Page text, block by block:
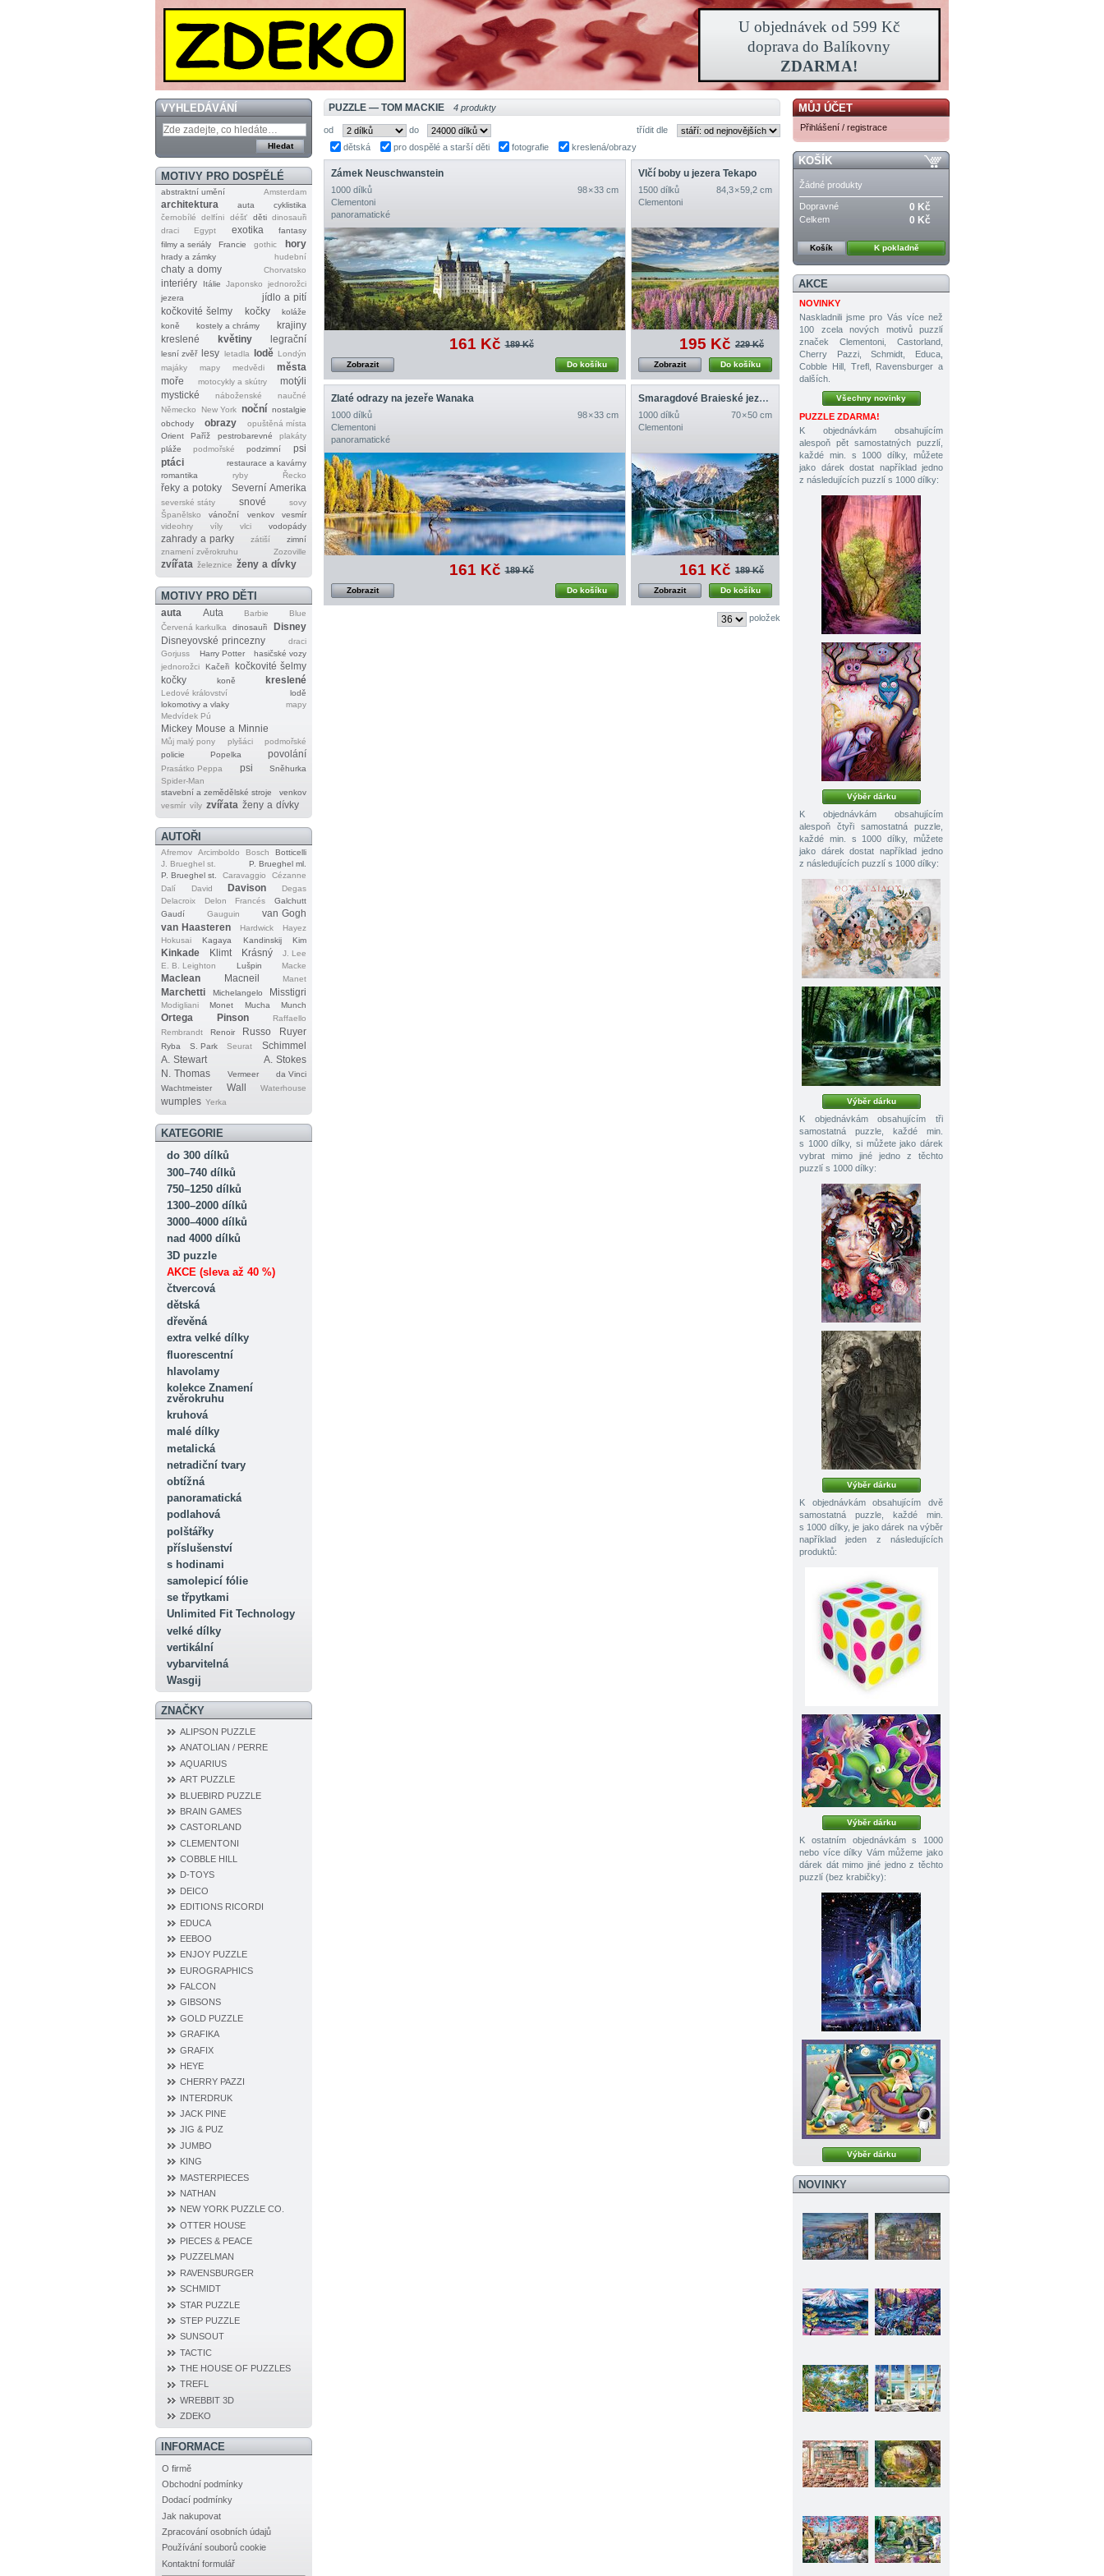
VYHLEDÁVÁNÍ
MOTIVY PRO DOSPĚLÉ
abstraktní umění Amsterdam
architektura auta
cyklistika
černobílé
delfíni déšť děti dinosauři
draci
Egypt exotika
fantasy
filmy a seriály
Francie gothic hory
hrady a zámky hudební
chaty a domy Chorvatsko
interiéry Itálie Japonsko
jednorožci
jezera
jídlo a pití
kočkovité šelmy
kočky
koláže
koně
kostely a chrámy
krajiny
kreslené
květiny legrační
lesní zvěř lesy letadla lodě Londýn
majáky
mapy medvědi
města
moře
motocykly a skútry
motýli
mystické
náboženské
naučné
Německo
New York noční nostalgie
obchody
obrazy
opuštěná místa
Orient
Paříž pestrobarevné
plakáty
pláže
podmořské podzimní
psi
ptáci
restaurace a kavárny
romantika
ryby Řecko
řeky a potoky Severní Amerika
severské státy snové
sovy
Španělsko
vánoční venkov
vesmír
videohry
víly vlci vodopády
zahrady a parky zátiší
zimní
znamení zvěrokruhu
Zozoville
zvířata železnice ženy a dívky
MOTIVY PRO DĚTI
auta Auta Barbie
Blue
Červená karkulka
dinosauři
Disney
Disneyovské princezny
draci
Gorjuss
Harry Potter
hasičské vozy
jednorožci
Kačeři
kočkovité šelmy
kočky
koně kreslené
Ledové království
lodě
lokomotivy a vlaky
mapy
Medvídek Pú
Mickey Mouse a Minnie
Můj malý pony plyšáci
podmořské
policie
Popelka povolání
Prasátko Peppa psi
Sněhurka
Spider‐Man
stavební a zemědělské stroje
venkov
vesmír víly zvířata ženy a dívky
AUTOŘI
Afremov Arcimboldo Bosch
Botticelli
J. Brueghel st.
P. Brueghel ml.
P. Brueghel st.
Caravaggio
Cézanne
Dalí
David Davison
Degas
Delacroix
Delon Francés
Galchutt
Gaudí
Gauguin
van Gogh
van Haasteren
Hardwick
Hayez
Hokusai
Kagaya Kandinskij Kim
Kinkade Klimt Krásný
J. Lee
E. B. Leighton
Lušpin Macke
Maclean Macneil Manet
Marchetti Michelangelo Misstigri
Modigliani Monet Mucha Munch
Ortega Pinson
Raffaello
Rembrandt
Renoir Russo Ruyer
Ryba S. Park Seurat
Schimmel
A. Stewart
A. Stokes
N. Thomas
Vermeer
da Vinci
Wachtmeister
Wall Waterhouse
wumples Yerka
KATEGORIE
do 300 dílků
300–740 dílků
750–1250 dílků
1300–2000 dílků
3000–4000 dílků
nad 4000 dílků
3D puzzle
AKCE (sleva až 40 %)
čtvercová
dětská
dřevěná
extra velké dílky
fluorescentní
hlavolamy
kolekce Znamení
zvěrokruhu
kruhová
malé dílky
metalická
netradiční tvary
obtížná
panoramatická
podlahová
polštářky
příslušenství
s hodinami
samolepicí fólie
se třpytkami
Unlimited Fit Technology
velké dílky
vertikální
vybarvitelná
Wasgij
ZNAČKY
ALIPSON PUZZLE
ANATOLIAN / PERRE
AQUARIUS
ART PUZZLE
BLUEBIRD PUZZLE
BRAIN GAMES
CASTORLAND
CLEMENTONI
COBBLE HILL
D‐TOYS
DEICO
EDITIONS RICORDI
EDUCA
EEBOO
ENJOY PUZZLE
EUROGRAPHICS
FALCON
GIBSONS
GOLD PUZZLE
GRAFIKA
GRAFIX
HEYE
CHERRY PAZZI
INTERDRUK
JACK PINE
JIG & PUZ
JUMBO
KING
MASTERPIECES
NATHAN
NEW YORK PUZZLE CO.
OTTER HOUSE
PIECES & PEACE
PUZZELMAN
RAVENSBURGER
SCHMIDT
STAR PUZZLE
STEP PUZZLE
SUNSOUT
TACTIC
THE HOUSE OF PUZZLES
TREFL
WREBBIT 3D
ZDEKO
INFORMACE
O firmě
Obchodní podmínky
Dodací podmínky
Jak nakupovat
Zpracování osobních údajů
Používání souborů cookie
Kontaktní formulář
PUZZLE — TOM MACKIE 4 produkty
od do
třídit dle
dětská
pro dospělé a starší děti fotografie kreslená/obrazy
Zámek Neuschwanstein
1000 dílků
98 × 33 cm
Clementoni
panoramatické
161 Kč 189 Kč
Do košíku
Zobrazit
Vlčí boby u jezera Tekapo
1500 dílků
84,3 × 59,2 cm
Clementoni
195 Kč 229 Kč
Do košíku
Zobrazit
Zlaté odrazy na jezeře Wanaka
1000 dílků
98 × 33 cm
Clementoni
panoramatické
161 Kč 189 Kč
Do košíku
Zobrazit
Smaragdové Braieské jezero
1000 dílků
70 × 50 cm
Clementoni
161 Kč 189 Kč
Do košíku
Zobrazit
položek
MŮJ ÚČET
Přihlášení / registrace
KOŠÍK
Žádné produkty
Dopravné 0 Kč
Celkem 0 Kč
Košík K pokladně
AKCE
NOVINKY
Naskladnili jsme pro Vás více než
100 zcela nových motivů puzzlí
značek Clementoni, Castorland,
Cherry Pazzi, Schmidt, Educa,
Cobble Hill, Trefl, Ravensburger a
dalších.
Všechny novinky
PUZZLE ZDARMA!
K objednávkám obsahujícím
alespoň pět samostatných puzzlí,
každé min. s 1000 dílky, můžete
jako dárek dostat například jedno
z následujících puzzlí s 1000 dílky:
Výběr dárku
K objednávkám obsahujícím
alespoň čtyři samostatná puzzle,
každé min. s 1000 dílky, můžete
jako dárek dostat například jedno
z následujících puzzlí s 1000 dílky:
Výběr dárku
K objednávkám obsahujícím tři
samostatná puzzle, každé min.
s 1000 dílky, si můžete jako dárek
vybrat mimo jiné jedno z těchto
puzzlí s 1000 dílky:
Výběr dárku
K objednávkám obsahujícím dvě
samostatná puzzle, každé min.
s 1000 dílky, je jako dárek na výběr
například jeden z následujících
produktů:
Výběr dárku
K ostatním objednávkám s 1000
nebo více dílky Vám můžeme jako
dárek dát mimo jiné jedno z těchto
puzzlí (bez krabičky):
Výběr dárku
NOVINKY